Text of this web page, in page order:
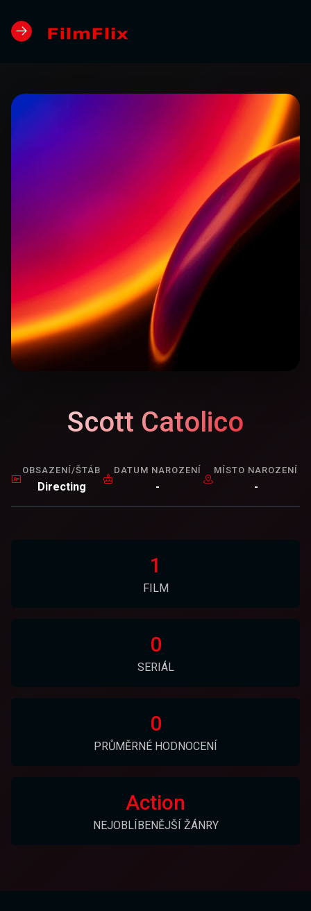
Scott Catolico
OBSAZENÍ/ŠTÁB
Directing
DATUM NAROZENÍ
-
MÍSTO NAROZENÍ
-
1
FILM
0
SERIÁL
0
PRŮMĚRNÉ HODNOCENÍ
Action
NEJOBLÍBENĚJŠÍ ŽÁNRY